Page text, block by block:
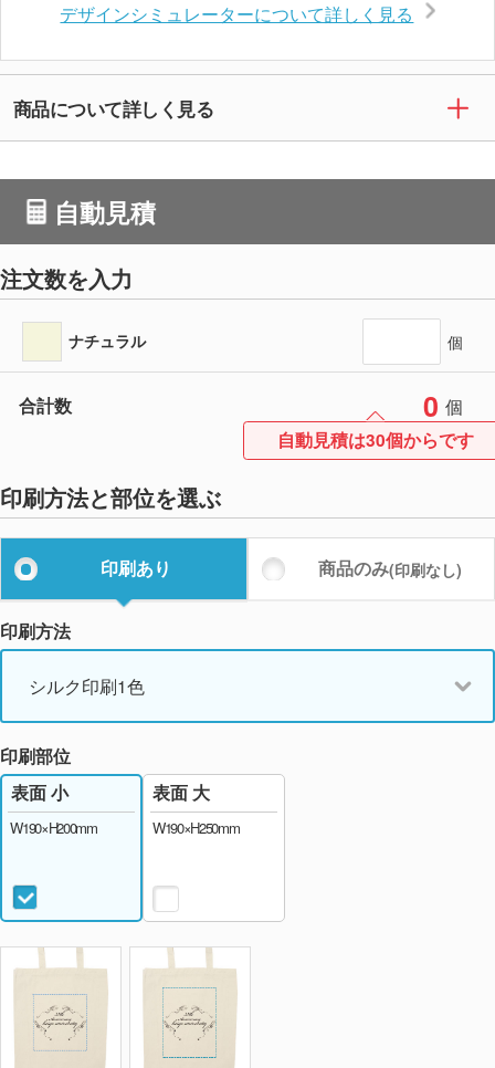
デザインシミュレーターについて詳しく見る
商品について詳しく見る
自動見積
注文数を入力
ナチュラル 個
合計数 0 個
自動見積は30個からです
印刷方法と部位を選ぶ
印刷あり 商品のみ(印刷なし)
印刷方法
シルク印刷1色
印刷部位
表面 小
W190×H200mm
表面 大
W190×H250mm